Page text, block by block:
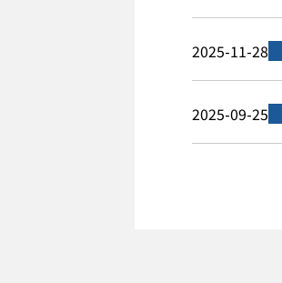
2025-11-28
2025-09-25